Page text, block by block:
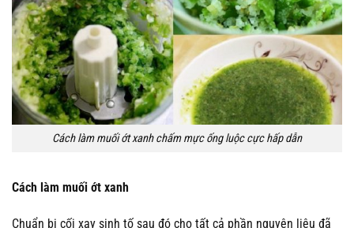
Cách làm muối ớt xanh chấm mực ống luộc cực hấp dẫn
Cách làm muối ớt xanh
Chuẩn bị cối xay sinh tố sau đó cho tất cả phần nguyên liệu đã